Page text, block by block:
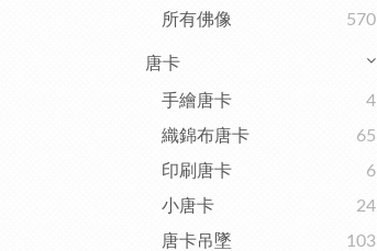
所有佛像
570
唐卡
手繪唐卡
4
織錦布唐卡
65
印刷唐卡
6
小唐卡
24
唐卡吊墜
103